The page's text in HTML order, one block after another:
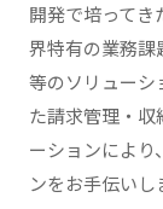
開発で培って
界特有の業務課
等のソリューシ
た請求管理・収
ーションにより
ンをお手伝いし